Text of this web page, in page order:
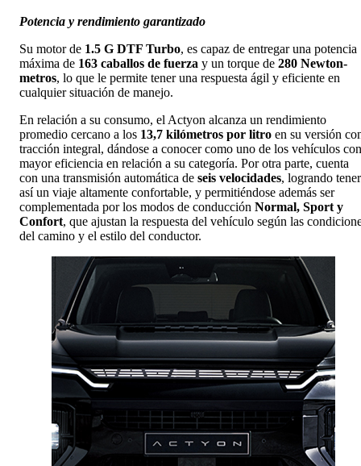
Potencia y rendimiento garantizado
Su motor de 1.5 G DTF Turbo, es capaz de entregar una potencia
máxima de 163 caballos de fuerza y un torque de 280 Newton-
metros, lo que le permite tener una respuesta ágil y eficiente en
cualquier situación de manejo.
En relación a su consumo, el Actyon alcanza un rendimiento
promedio cercano a los 13,7 kilómetros por litro en su versión
tracción integral, dándose a conocer como uno de los vehículos con
mayor eficiencia en relación a su categoría. Por otra parte, cuenta
con una transmisión automática de seis velocidades, logrando tener
así un viaje altamente confortable, y permitiéndose además ser
complementada por los modos de conducción Normal, Sport y
Confort, que ajustan la respuesta del vehículo según las
del camino y el estilo del conductor.